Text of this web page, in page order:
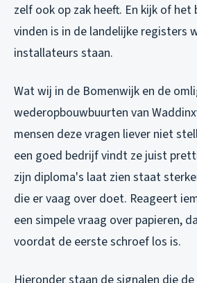
zelf ook op zak heeft. En kijk of
vinden is in de landelijke registers
installateurs staan.
Wat wij in de Bomenwijk en de
wederopbouwbuurten van
mensen deze vragen liever niet
een goed bedrijf vindt ze juist
zijn diploma's laat zien staat
die er vaag over doet. Reageert
een simpele vraag over papieren,
voordat de eerste schroef los is.